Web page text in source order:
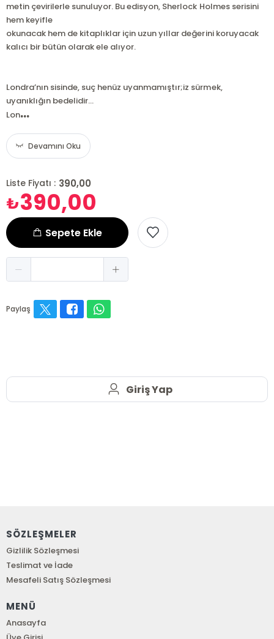
metin çevirilerle sunuluyor. Bu edisyon, Sherlock Holmes serisini
hem keyifle
okunacak hem de kitaplıklar için uzun yıllar değerini koruyacak
kalıcı bir bütün olarak ele alıyor.
Londra’nın sisinde, suç henüz uyanmamıştır;iz sürmek,
uyanıklığın bedelidir...
Lon...
Devamını Oku
Liste Fiyatı : 390,00
₺390,00
Sepete Ekle
Paylaş
Giriş Yap
SÖZLEŞMELER
Gizlilik Sözleşmesi
Teslimat ve İade
Mesafeli Satış Sözleşmesi
MENÜ
Anasayfa